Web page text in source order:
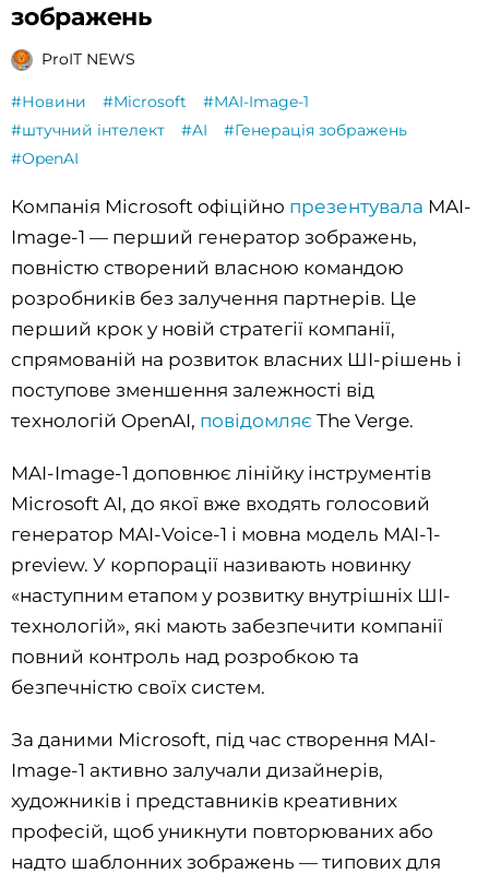
зображень
ProIT NEWS
#Новини #Microsoft
#MAI-Image-1
#штучний інтелект
#AI
#Генерація зображень
#OpenAI
Компанія Microsoft офіційно презентувала MAI-
Image-1 — перший генератор зображень,
повністю створений власною командою
розробників без залучення партнерів. Це
перший крок у новій стратегії компанії,
спрямованій на розвиток власних ШІ-рішень і
поступове зменшення залежності від
технологій OpenAI, повідомляє The Verge.
MAI-Image-1 доповнює лінійку інструментів
Microsoft AI, до якої вже входять голосовий
генератор MAI-Voice-1 і мовна модель MAI-1-
preview. У корпорації називають новинку
«наступним етапом у розвитку внутрішніх ШІ-
технологій», які мають забезпечити компанії
повний контроль над розробкою та
безпечністю своїх систем.
За даними Microsoft, під час створення MAI-
Image-1 активно залучали дизайнерів,
художників і представників креативних
професій, щоб уникнути повторюваних або
надто шаблонних зображень — типових для